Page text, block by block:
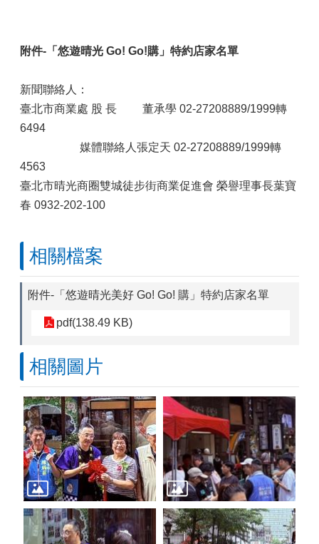
附件-「悠遊晴光 Go! Go!購」特約店家名單
新聞聯絡人：
臺北市商業處 股 長 董承學 02-27208889/1999轉
6494
媒體聯絡人張定天 02-27208889/1999轉
4563
臺北市晴光商圈雙城徒步街商業促進會 榮譽理事長葉寶
春 0932-202-100
相關檔案
附件-「悠遊晴光美好 Go! Go! 購」特約店家名單
pdf(138.49 KB)
相關圖片